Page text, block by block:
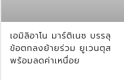
เอมิลิอาโน มาร์ติเนซ บรรลุ
ข้อตกลงย้ายร่วม ยูเวนตุส
พร้อมลดค่าเหนื่อย